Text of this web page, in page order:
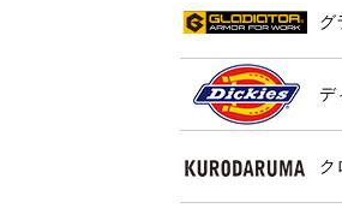
グ
デ
ク